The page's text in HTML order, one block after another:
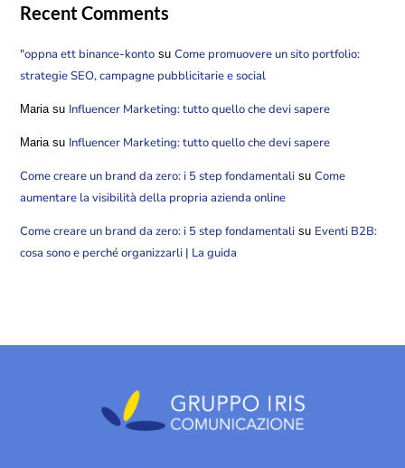
Recent Comments
"oppna ett binance-konto suCome promuovere un sito portfolio:
strategie SEO, campagne pubblicitarie e social
Mariasu Influencer Marketing: tutto quello che devi sapere
Mariasu Influencer Marketing: tutto quello che devi sapere
Come creare un brand da zero: i 5 step fondamentali suCome
aumentare la visibilità della propria azienda online
Come creare un brand da zero: i 5 step fondamentali su Eventi B2B:
cosa sono e perché organizzarli | La guida